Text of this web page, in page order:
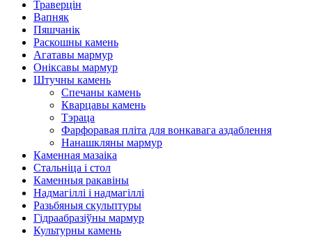
Траверцін
Вапняк
Пяшчанік
Раскошны камень
Агатавы мармур
Оніксавы мармур
Штучны камень
Спечаны камень
Кварцавы камень
Тэраца
Фарфоравая пліта для вонкавага аздаблення
Нанашкляны мармур
Каменная мазаіка
Стальніца і стол
Каменныя ракавіны
Надмагіллі і надмагіллі
Разьбяныя скульптуры
Гідраабразіўны мармур
Культурны камень